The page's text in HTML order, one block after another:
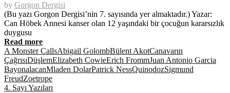
by Gorgon Dergisi
(Bu yazı Gorgon Dergisi’nin 7. sayısında yer almaktadır.) Yazar:
Can Höbek Annesi kanser olan 12 yaşındaki bir çocuğun kararsızlık
duygusu
Read more
A Monster CallsAbigail GolombBülent AkotCanavarın
ÇağrısıDüşlemElizabeth CowieErich FrommJuan Antonio Garcia
BayonalacanMladen DolarPatrick NessQuinodozSigmund
FreudZoetrope
4. Sayı Yazıları